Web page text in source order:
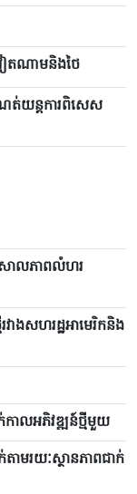
ៀតណាមនិងថៃ
ណត់យន្តការពិសេស
ាលភាពលំហរ
វាងសហរដ្ឋអាមេរិកនិង
លអភិវឌ្ឍន៍ថ្មីមួយ
ាមរយៈស្ថានភាពជាក់